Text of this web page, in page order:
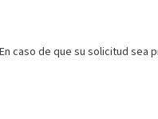
En caso de que su solicitud sea